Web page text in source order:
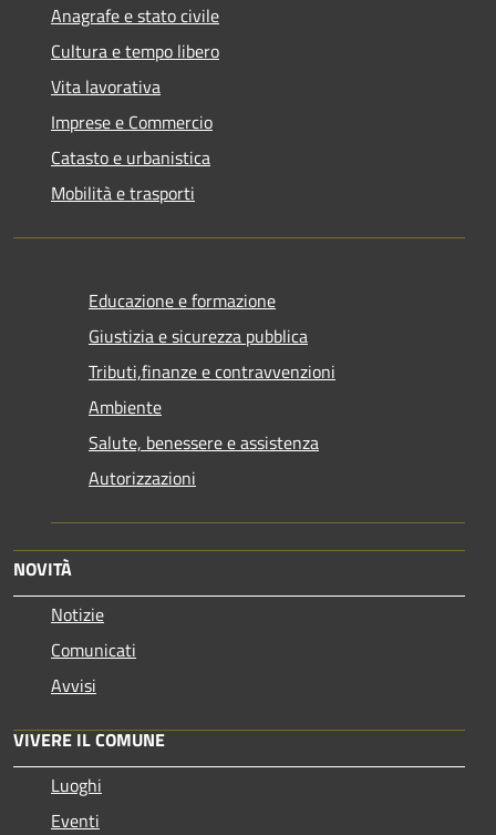
Anagrafe e stato civile
Cultura e tempo libero
Vita lavorativa
Imprese e Commercio
Catasto e urbanistica
Mobilità e trasporti
Educazione e formazione
Giustizia e sicurezza pubblica
Tributi,finanze e contravvenzioni
Ambiente
Salute, benessere e assistenza
Autorizzazioni
NOVITÀ
Notizie
Comunicati
Avvisi
VIVERE IL COMUNE
Luoghi
Eventi